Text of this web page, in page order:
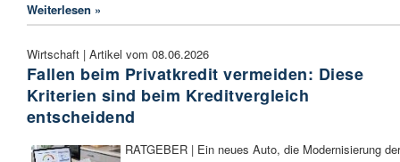
Weiterlesen »
Wirtschaft | Artikel vom 08.06.2026
Fallen beim Privatkredit vermeiden: Diese
Kriterien sind beim Kreditvergleich
entscheidend
RATGEBER | Ein neues Auto, die Modernisierung der